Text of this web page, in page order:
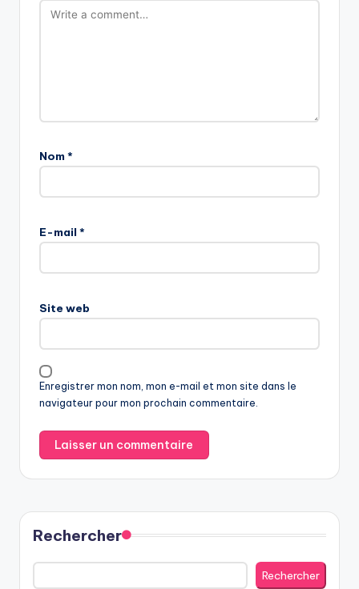
Nom *
E-mail *
Site web
Enregistrer mon nom, mon e-mail et mon site dans le
navigateur pour mon prochain commentaire.
Rechercher
Rechercher